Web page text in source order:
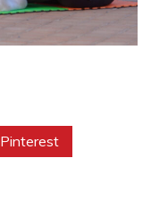
Pinterest